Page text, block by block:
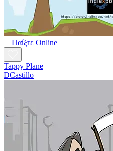
Παίξτε Online
Tappy Plane
DCastillo